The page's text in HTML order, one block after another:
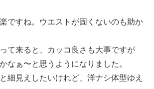
ですね。ウエストが固くないのも助か
て来ると、カッコ良さも大事ですが
なぁ〜と思うようになりました。
細見えしたいけれど、洋ナシ体型ゆえ